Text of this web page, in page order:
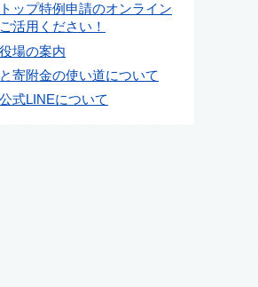
ップ特例申請のオンライン
活用ください！
場の案内
寄附金の使い道について
式LINEについて